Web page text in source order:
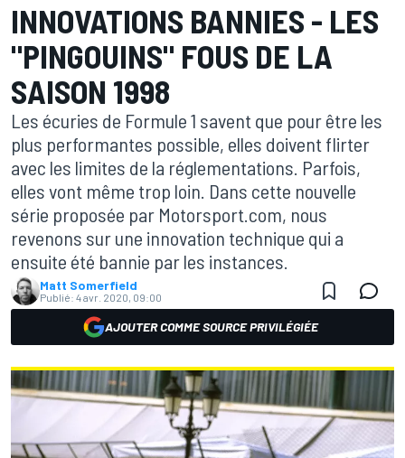
INNOVATIONS BANNIES - LES
"PINGOUINS" FOUS DE LA
SAISON 1998
Les écuries de Formule 1 savent que pour être les
plus performantes possible, elles doivent flirter
avec les limites de la réglementations. Parfois,
elles vont même trop loin. Dans cette nouvelle
série proposée par Motorsport.com, nous
revenons sur une innovation technique qui a
ensuite été bannie par les instances.
Matt Somerfield
Publié: 4 avr. 2020, 09:00
AJOUTER COMME SOURCE PRIVILÉGIÉE